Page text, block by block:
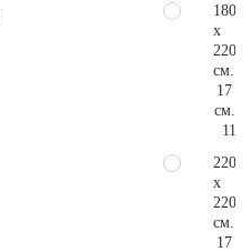
180
x
220
см.
17
см.
220
x
220
см.
17